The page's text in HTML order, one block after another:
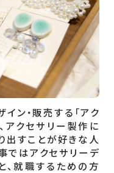
ン・販売する「アク
アクセサリー製作に
出すことが好きな人
ではアクセサリーデ
就職するための方